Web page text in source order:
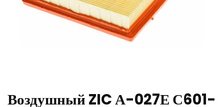
Воздушный ZIC А-027Е С601-